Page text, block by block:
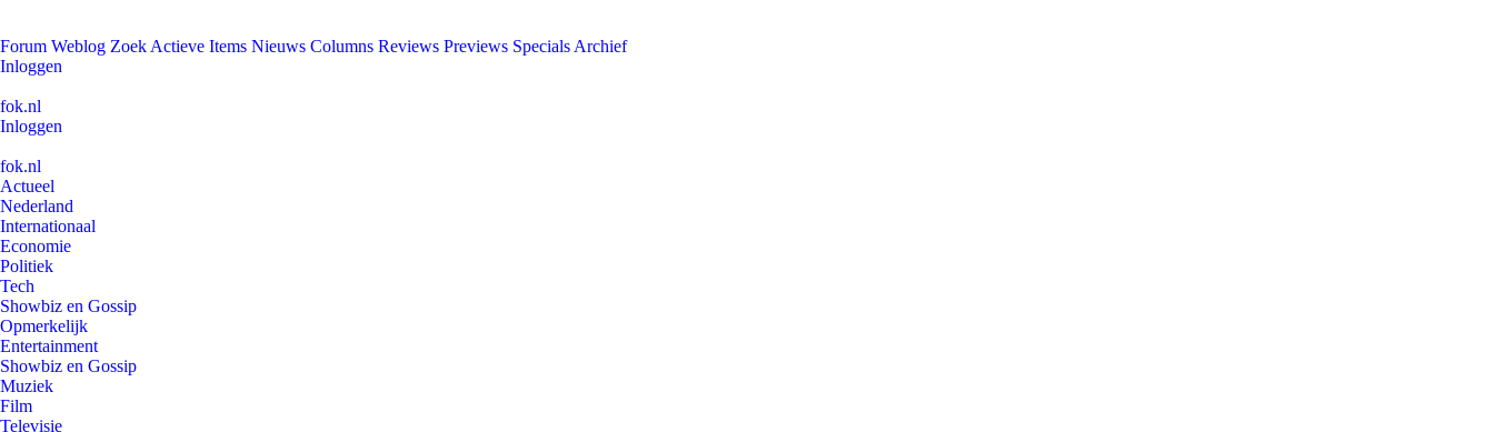
Forum Weblog Zoek Actieve Items Nieuws Columns Reviews Previews Specials Archief
Inloggen
fok.nl
Inloggen
fok.nl
Actueel
Nederland
Internationaal
Economie
Politiek
Tech
Showbiz en Gossip
Opmerkelijk
Entertainment
Showbiz en Gossip
Muziek
Film
Televisie